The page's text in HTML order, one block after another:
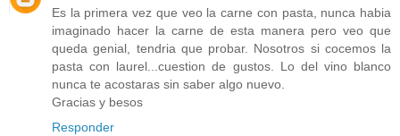
Es la primera vez que veo la carne con pasta, nunca habia
imaginado hacer la carne de esta manera pero veo que
queda genial, tendria que probar. Nosotros si cocemos la
pasta con laurel...cuestion de gustos. Lo del vino blanco
nunca te acostaras sin saber algo nuevo.
Gracias y besos
Responder